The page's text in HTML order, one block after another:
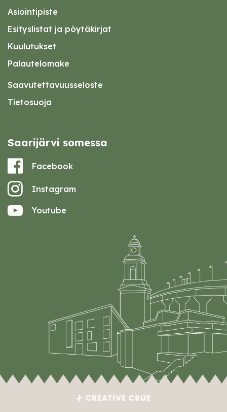
Asiointipiste
Esityslistat ja pöytäkirjat
Kuulutukset
Palautelomake
Saavutettavuusseloste
Tietosuoja
Saarijärvi somessa
Facebook
Instagram
Youtube